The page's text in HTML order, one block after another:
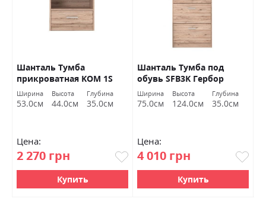
Шанталь Тумба
прикроватная KOM 1S
Гербор
Ширина
53.0см
Высота
44.0см
Глубина
35.0см
Цена:
2 270 грн
Купить
Шанталь Тумба под
обувь SFB3K Гербор
Ширина
75.0см
Высота
124.0см
Глубина
35.0см
Цена:
4 010 грн
Купить